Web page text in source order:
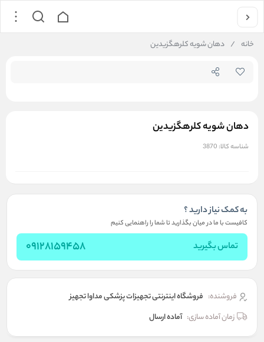
خانه / دهان شویه کلرهگزیدین
دهان شویه کلرهگزیدین
شناسه کالا: 3870
به کمک نیاز دارید ؟
کافیست با ما در میان بگذارید تا شما را راهنمایی کنیم
تماس بگیرید 09128159458
فروشنده: فروشگاه اینترنتی تجهیزات پزشکی مداوا تجهیز
زمان آماده سازی: آماده ارسال